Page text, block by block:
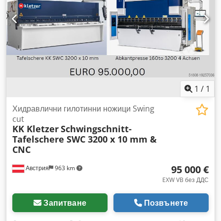
получим оферта за транспорт. Можете да намерите други
машини за обработка на метали на нашия уебсайт.
НЕМСКИ език
1 / 1
Австрия 963 km
Хидравлични гилотинни ножици Swing
cut
KK KletzerSchwingschnitt-
Tafelschere SWC 3200 x 10 mm &
CNC
95 000 €
EXW VB без ДДС
Запитване Позвънете